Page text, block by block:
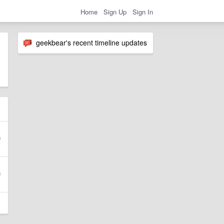
Home Sign Up Sign In
geekbear's recent timeline updates